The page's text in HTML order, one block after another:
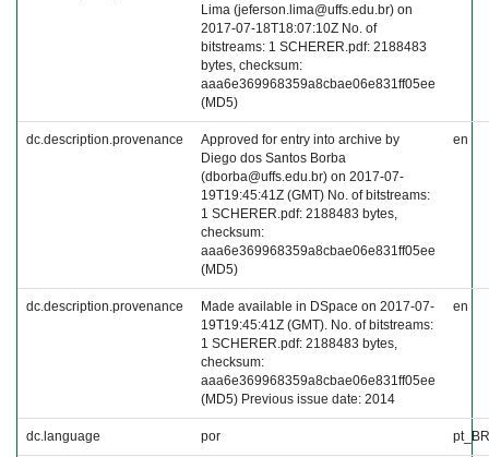
Lima (jeferson.lima@uffs.edu.br) on
2017-07-18T18:07:10Z No. of
bitstreams: 1 SCHERER.pdf: 2188483
bytes, checksum:
aaa6e369968359a8cbae06e831ff05ee
(MD5)
dc.description.provenance
Approved for entry into archive by
Diego dos Santos Borba
(dborba@uffs.edu.br) on 2017-07-
19T19:45:41Z (GMT) No. of bitstreams:
1 SCHERER.pdf: 2188483 bytes,
checksum:
aaa6e369968359a8cbae06e831ff05ee
(MD5)
en
dc.description.provenance
Made available in DSpace on 2017-07-
19T19:45:41Z (GMT). No. of bitstreams:
1 SCHERER.pdf: 2188483 bytes,
checksum:
aaa6e369968359a8cbae06e831ff05ee
(MD5) Previous issue date: 2014
en
dc.language por pt_BR